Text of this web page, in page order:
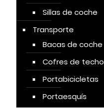
Sillas de coche
Transporte
Bacas de coche
Cofres de techo
Portabicicletas
Portaesquís